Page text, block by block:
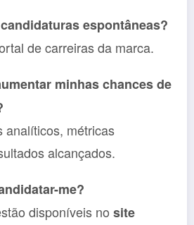
espontâneas?
de carreiras da marca.
minhas chances de
analíticos, métricas
alcançados.
me?
disponíveis no site